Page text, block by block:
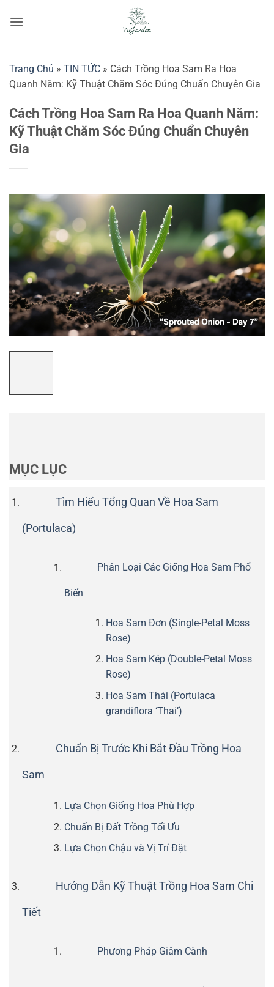
qua
Trang Chủ » TIN TỨC » Cách Trồng Hoa Sam Ra Hoa
Quanh Năm: Kỹ Thuật Chăm Sóc Đúng Chuẩn Chuyên Gia
Cách Trồng Hoa Sam Ra Hoa Quanh Năm:
Kỹ Thuật Chăm Sóc Đúng Chuẩn Chuyên
Gia
MỤC LỤC
Tìm Hiểu Tổng Quan Về Hoa Sam
(Portulaca)
Phân Loại Các Giống Hoa Sam Phổ
Biến
Hoa Sam Đơn (Single-Petal Moss
Rose)
Hoa Sam Kép (Double-Petal Moss
Rose)
Hoa Sam Thái (Portulaca
grandiflora ‘Thai’)
Chuẩn Bị Trước Khi Bắt Đầu Trồng Hoa
Sam
Lựa Chọn Giống Hoa Phù Hợp
Chuẩn Bị Đất Trồng Tối Ưu
Lựa Chọn Chậu và Vị Trí Đặt
Hướng Dẫn Kỹ Thuật Trồng Hoa Sam Chi
Tiết
Phương Pháp Giâm Cành